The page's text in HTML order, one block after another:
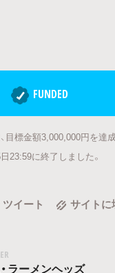
FUNDED
目標金額3,000,000円を達
23:59に終了しました。
ツイート サイトに
ラーメンヘッズ